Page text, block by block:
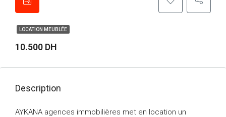
LOCATION MEUBLÉE
10.500 DH
Description
AYKANA agences immobilières met en location un